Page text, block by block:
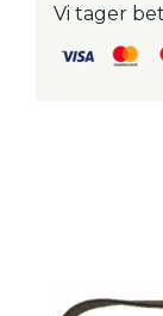
Vi tager